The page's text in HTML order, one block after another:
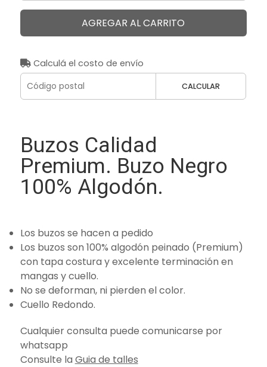
AGREGAR AL CARRITO
Calculá el costo de envío
CALCULAR
Buzos Calidad
Premium. Buzo Negro
100% Algodón.
Los buzos se hacen a pedido
Los buzos son 100% algodón peinado (Premium)
con tapa costura y excelente terminación en
mangas y cuello.
No se deforman, ni pierden el color.
Cuello Redondo.
Cualquier consulta puede comunicarse por
whatsapp
Consulte la Guia de talles